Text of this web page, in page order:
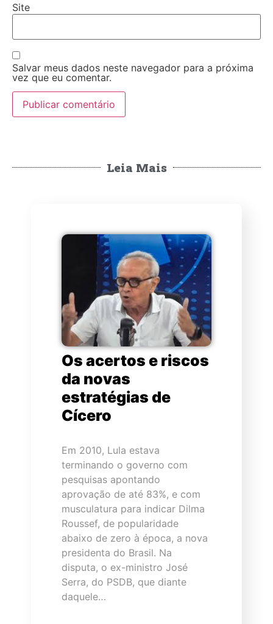
Site
Salvar meus dados neste navegador para a próxima
vez que eu comentar.
Leia Mais
Os acertos e riscos
da novas
estratégias de
Cícero
Em 2010, Lula estava
terminando o governo com
pesquisas apontando
aprovação de até 83%, e com
musculatura para indicar Dilma
Roussef, de popularidade
abaixo de zero à época, a nova
presidenta do Brasil. Na
disputa, o ex-ministro José
Serra, do PSDB, que diante
daquele…